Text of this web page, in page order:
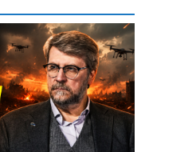
крупнейшего
в
с опережением
Володин: